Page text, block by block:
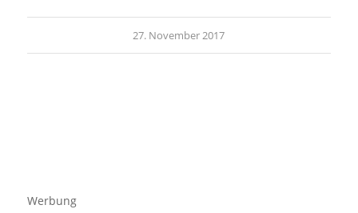
27. November 2017
Werbung